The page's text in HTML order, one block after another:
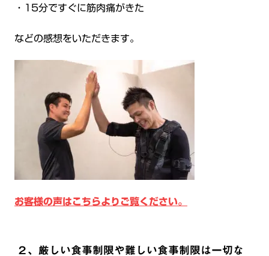
・15分ですぐに筋肉痛がきた
などの感想をいただきます。
お客様の声はこちらよりご覧ください。
２、厳しい食事制限や難しい食事制限は一切な